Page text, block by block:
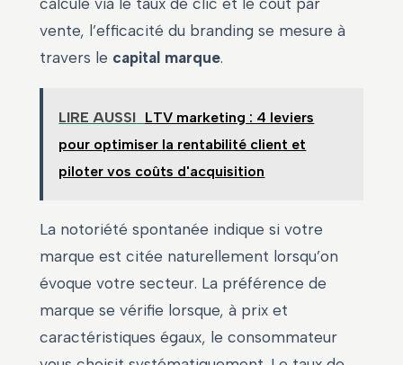
calcule via le taux de clic et le coût par
vente, l’efficacité du branding se mesure à
travers le capital marque.
LIRE AUSSI LTV marketing : 4 leviers
pour optimiser la rentabilité client et
piloter vos coûts d'acquisition
La notoriété spontanée indique si votre
marque est citée naturellement lorsqu’on
évoque votre secteur. La préférence de
marque se vérifie lorsque, à prix et
caractéristiques égaux, le consommateur